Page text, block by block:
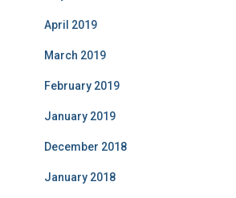
April 2019
March 2019
February 2019
January 2019
December 2018
January 2018